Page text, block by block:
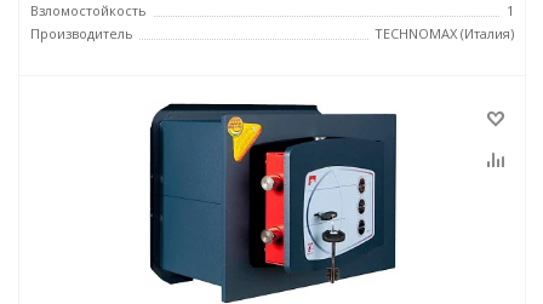
Взломостойкость
1
Производитель
TECHNOMAX (Италия)